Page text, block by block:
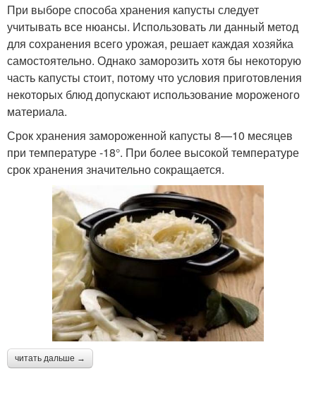
При выборе способа хранения капусты следует
учитывать все нюансы. Использовать ли данный метод
для сохранения всего урожая, решает каждая хозяйка
самостоятельно. Однако заморозить хотя бы некоторую
часть капусты стоит, потому что условия приготовления
некоторых блюд допускают использование мороженого
материала.
Срок хранения замороженной капусты 8—10 месяцев
при температуре -18°. При более высокой температуре
срок хранения значительно сокращается.
читать дальше →